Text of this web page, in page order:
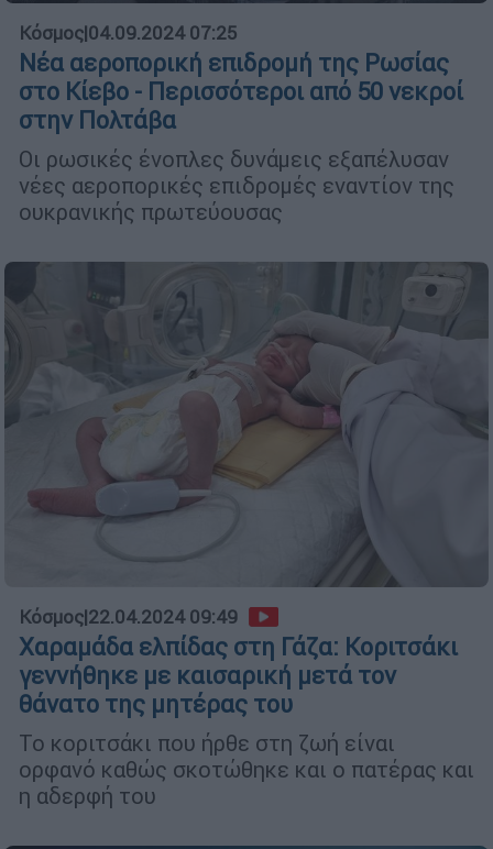
Κόσμος|04.09.2024 07:25
Νέα αεροπορική επιδρομή της Ρωσίας
στο Κίεβο - Περισσότεροι από 50 νεκροί
στην Πολτάβα
Οι ρωσικές ένοπλες δυνάμεις εξαπέλυσαν
νέες αεροπορικές επιδρομές εναντίον της
ουκρανικής πρωτεύουσας
Κόσμος|22.04.2024 09:49
Χαραμάδα ελπίδας στη Γάζα: Κοριτσάκι
γεννήθηκε με καισαρική μετά τον
θάνατο της μητέρας του
Το κοριτσάκι που ήρθε στη ζωή είναι
ορφανό καθώς σκοτώθηκε και ο πατέρας και
η αδερφή του